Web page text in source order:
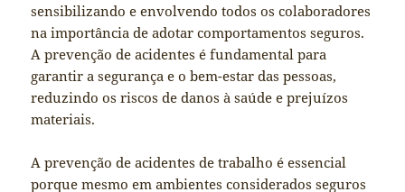
sensibilizando e envolvendo todos os colaboradores
na importância de adotar comportamentos seguros.
A prevenção de acidentes é fundamental para
garantir a segurança e o bem-estar das pessoas,
reduzindo os riscos de danos à saúde e prejuízos
materiais.
A prevenção de acidentes de trabalho é essencial
porque mesmo em ambientes considerados seguros